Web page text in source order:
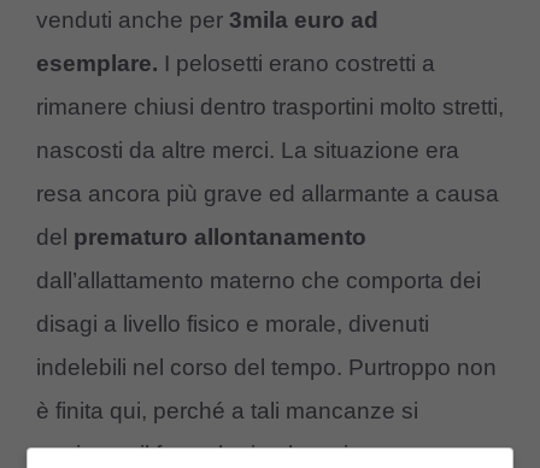
venduti anche per 3mila euro ad
esemplare. I pelosetti erano costretti a
rimanere chiusi dentro trasportini molto stretti,
nascosti da altre merci. La situazione era
resa ancora più grave ed allarmante a causa
del prematuro allontanamento
dall’allattamento materno che comporta dei
disagi a livello fisico e morale, divenuti
indelebili nel corso del tempo. Purtroppo non
è finita qui, perché a tali mancanze si
aggiunge il fatto che i pelosetti non sono